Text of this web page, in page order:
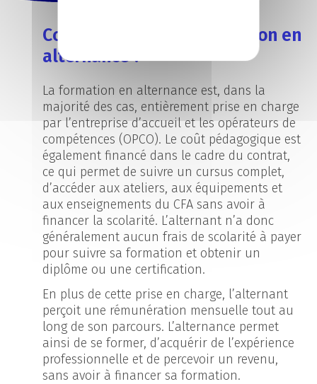
Combien coûte une formation en
alternance ?
La formation en alternance est, dans la
majorité des cas, entièrement prise en charge
par l’entreprise d’accueil et les opérateurs de
compétences (OPCO). Le coût pédagogique est
également financé dans le cadre du contrat,
ce qui permet de suivre un cursus complet,
d’accéder aux ateliers, aux équipements et
aux enseignements du CFA sans avoir à
financer la scolarité. L’alternant n’a donc
généralement aucun frais de scolarité à payer
pour suivre sa formation et obtenir un
diplôme ou une certification.
En plus de cette prise en charge, l’alternant
perçoit une rémunération mensuelle tout au
long de son parcours. L’alternance permet
ainsi de se former, d’acquérir de l’expérience
professionnelle et de percevoir un revenu,
sans avoir à financer sa formation.